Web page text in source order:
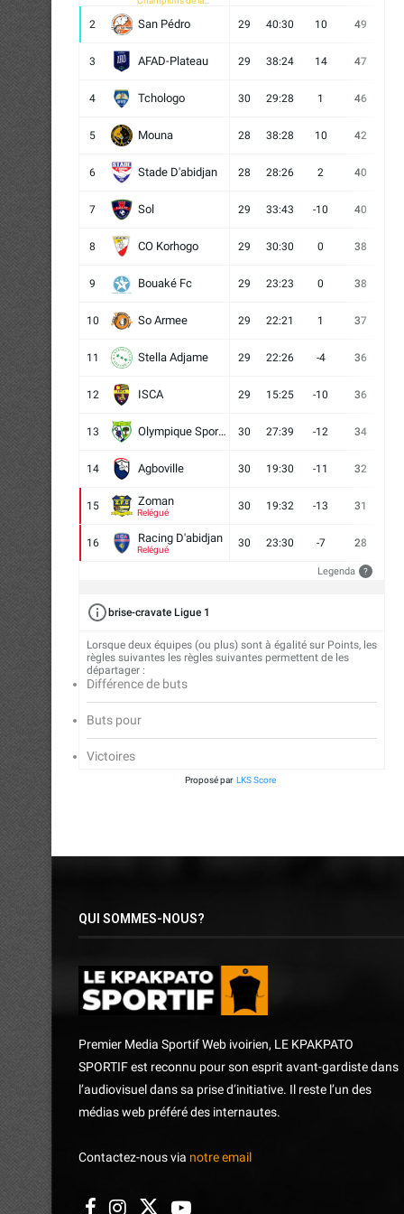
2 San Pédro 29 40:30 10 49
3 AFAD-Plateau 29 38:24 14 47
4 Tchologo 30 29:28 1 46
5 Mouna 28 38:28 10 42
6 Stade D'abidjan 28 28:26 2 40
7 Sol 29 33:43 -10 40
8 CO Korhogo 29 30:30 0 38
9 Bouaké Fc 29 23:23 0 38
10 So Armee 29 22:21 1 37
11 Stella Adjame 29 22:26 -4 36
12 ISCA 29 15:25 -10 36
13 Olympique Sport d'Abobo FC 30 27:39 -12 34
14 Agboville 30 19:30 -11 32
15 Zoman
Relégué
30 19:32 -13 31
16 Racing D'abidjan
Relégué
30 23:30 -7 28
Legenda ?
brise-cravate Ligue 1
Lorsque deux équipes (ou plus) sont à égalité sur Points, les
règles suivantes les règles suivantes permettent de les
départager :
Différence de buts
Buts pour
Victoires
Proposé par LKS Score
QUI SOMMES-NOUS?
Premier Media Sportif Web ivoirien, LE KPAKPATO
SPORTIF est reconnu pour son esprit avant-gardiste dans
l’audiovisuel dans sa prise d’initiative. Il reste l’un des
médias web préféré des internautes.
Contactez-nous via notre email